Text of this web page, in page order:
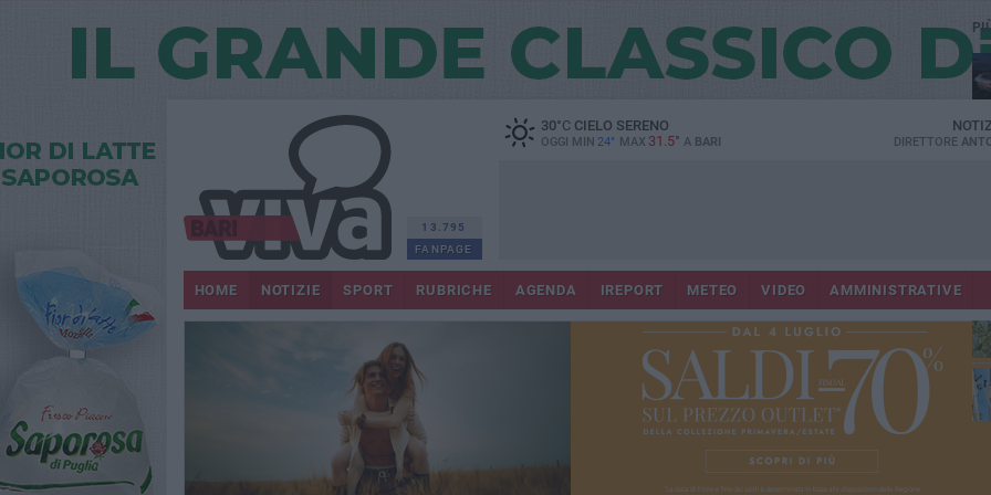
13.795
FANPAGE
30°CCIELO SERENO
OGGI MIN 24° MAX 31.5° A BARI DIRETTORE
HOME NOTIZIE SPORT RUBRICHE AGENDA IREPORT METEO VIDEO AMMINISTRATIVE